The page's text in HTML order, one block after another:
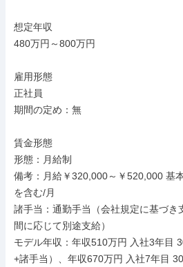
想定年収
480万円～800万円
雇用形態
正社員
期間の定め：無
賃金形態
形態：月給制
備考：月給￥320,000～￥520,000 基
を含む/月
諸手当：通勤手当（会社規定に基づき
間に応じて別途支給）
モデル年収：年収510万円 入社3年目
+諸手当）、年収670万円 入社7年目